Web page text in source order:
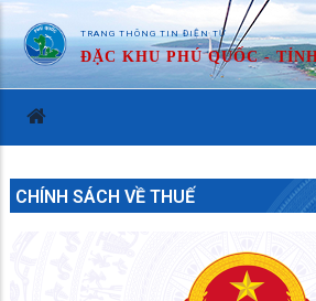
TRANG THÔNG TIN ĐIỆN TỬ
ĐẶC KHU PHÚ QUỐC -
CHÍNH SÁCH VỀ THUẾ